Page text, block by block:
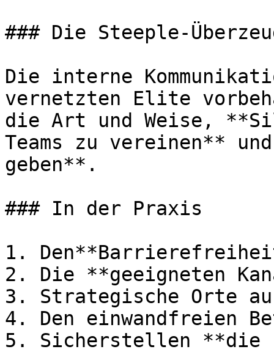
### Die Steeple-
Die interne
vernetzten Elite
die Art und Weise,
Teams zu vereinen**
geben**.
### In der Praxis
1.
2. Die **geeigneten
3. Strategische Orte
4. Den einwandfreien
5. Sicherstellen